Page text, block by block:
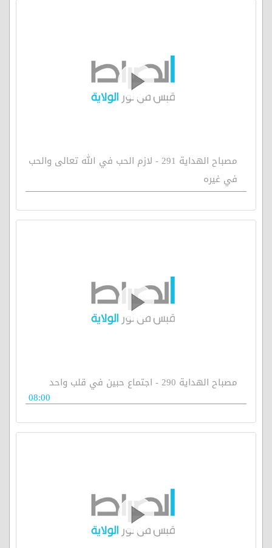
مصباح الهداية 291 - لازم الحب في الله تعالى والحب
في غيره
مصباح الهداية 290 - اجتماع حبين في قلب واحد
08:00